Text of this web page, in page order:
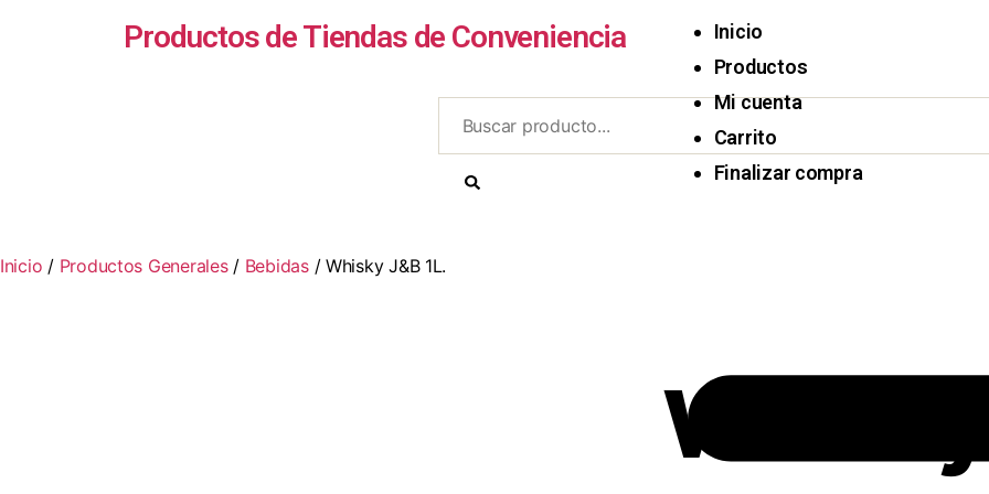
Productos de Tiendas de Conveniencia
Inicio
Productos
Mi cuenta
Carrito
Finalizar compra
Inicio / Productos Generales/ Bebidas/ Whisky J&B 1L.
Whisky